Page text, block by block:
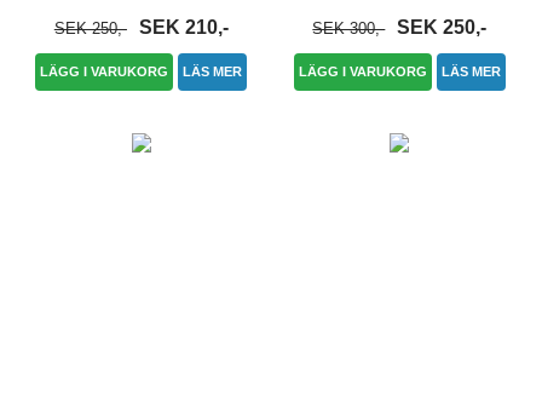
SEK 250,- SEK 210,-
LÄGG I VARUKORG LÄS MER
SEK 300,- SEK 250,-
LÄGG I VARUKORG LÄS MER